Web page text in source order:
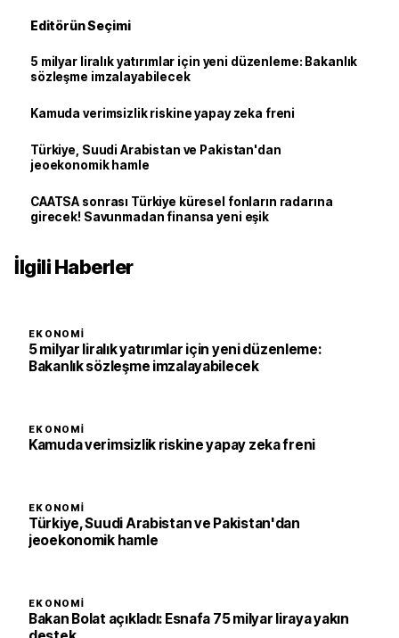
Editörün Seçimi
5 milyar liralık yatırımlar için yeni düzenleme: Bakanlık
sözleşme imzalayabilecek
Kamuda verimsizlik riskine yapay zeka freni
Türkiye, Suudi Arabistan ve Pakistan'dan
jeoekonomik hamle
CAATSA sonrası Türkiye küresel fonların radarına
girecek! Savunmadan finansa yeni eşik
İlgili Haberler
EKONOMI
5 milyar liralık yatırımlar için yeni düzenleme:
Bakanlık sözleşme imzalayabilecek
EKONOMI
Kamuda verimsizlik riskine yapay zeka freni
EKONOMI
Türkiye, Suudi Arabistan ve Pakistan'dan
jeoekonomik hamle
EKONOMI
Bakan Bolat açıkladı: Esnafa 75 milyar liraya yakın